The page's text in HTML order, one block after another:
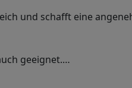
und schafft eine
geeignet.…